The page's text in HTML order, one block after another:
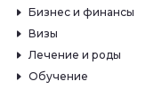
Бизнес и финансы
Визы
Лечение и роды
Обучение